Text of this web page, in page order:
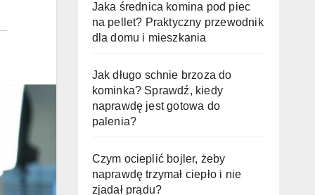
Jaka średnica komina pod piec
na pellet? Praktyczny przewodnik
dla domu i mieszkania
Jak długo schnie brzoza do
kominka? Sprawdź, kiedy
naprawdę jest gotowa do
palenia?
Czym ocieplić bojler, żeby
naprawdę trzymał ciepło i nie
zjadał prądu?